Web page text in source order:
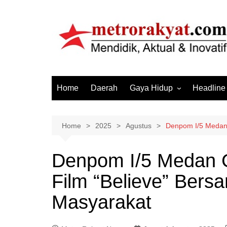
Home Daerah Gaya Hidup
Hiburan
Olahraga
Otomotif
Headline
Home 2025 Agustus Denpom I/5
Denpom I/5 Medan
Film “Believe”
Masyarakat